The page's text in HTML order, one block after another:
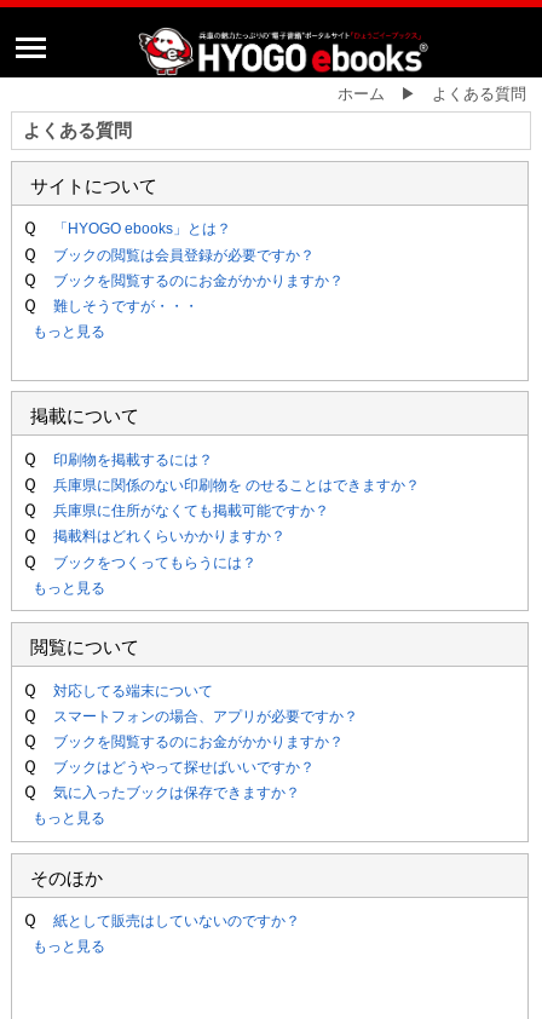
ホーム ▶ よくある質問
よくある質問
サイトについて
Ｑ 「HYOGO ebooks」とは？
Ｑ ブックの閲覧は会員登録が必要ですか？
Ｑ ブックを閲覧するのにお金がかかりますか？
Ｑ
難しそうですが・・・
もっと見る
掲載について
Ｑ 印刷物を掲載するには？
Ｑ 兵庫県に関係のない印刷物を のせることはできますか？
Ｑ 兵庫県に住所がなくても掲載可能ですか？
Ｑ 掲載料はどれくらいかかりますか？
Ｑ
ブックをつくってもらうには？
もっと見る
閲覧について
Ｑ 対応してる端末について
Ｑ スマートフォンの場合、アプリが必要ですか？
Ｑ ブックを閲覧するのにお金がかかりますか？
Ｑ ブックはどうやって探せばいいですか？
Ｑ
気に入ったブックは保存できますか？
もっと見る
そのほか
Ｑ
紙として販売はしていないのですか？
もっと見る